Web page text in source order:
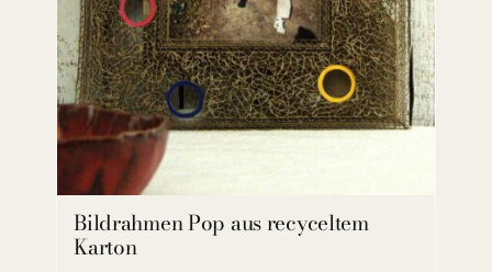
Bildrahmen Pop aus recyceltem
Karton